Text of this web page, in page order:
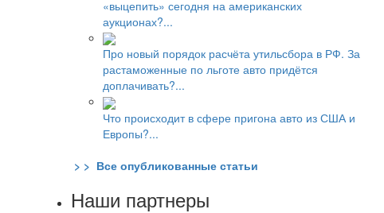
«выцепить» сегодня на американских
аукционах?...
Про новый порядок расчёта утильсбора в РФ. За
растаможенные по льготе авто придётся
доплачивать?...
Что происходит в сфере пригона авто из США и
Европы?...
> > Все опубликованные статьи
Наши партнеры